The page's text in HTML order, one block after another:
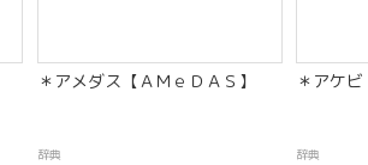
＊アメダス【ＡＭｅＤＡＳ】
辞典
＊アケビ
辞典